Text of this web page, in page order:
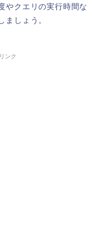
やクエリの実行時間な
ましょう。
ンク